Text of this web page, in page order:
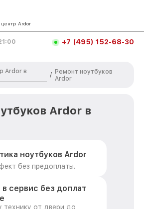
Ardor
+7 (495) 152-68-30
Ardor в
/ Ремонт ноутбуков
Ardor
Ardor в
ноутбуков Ardor
без предоплаты.
в сервис без доплат
технику от двери до